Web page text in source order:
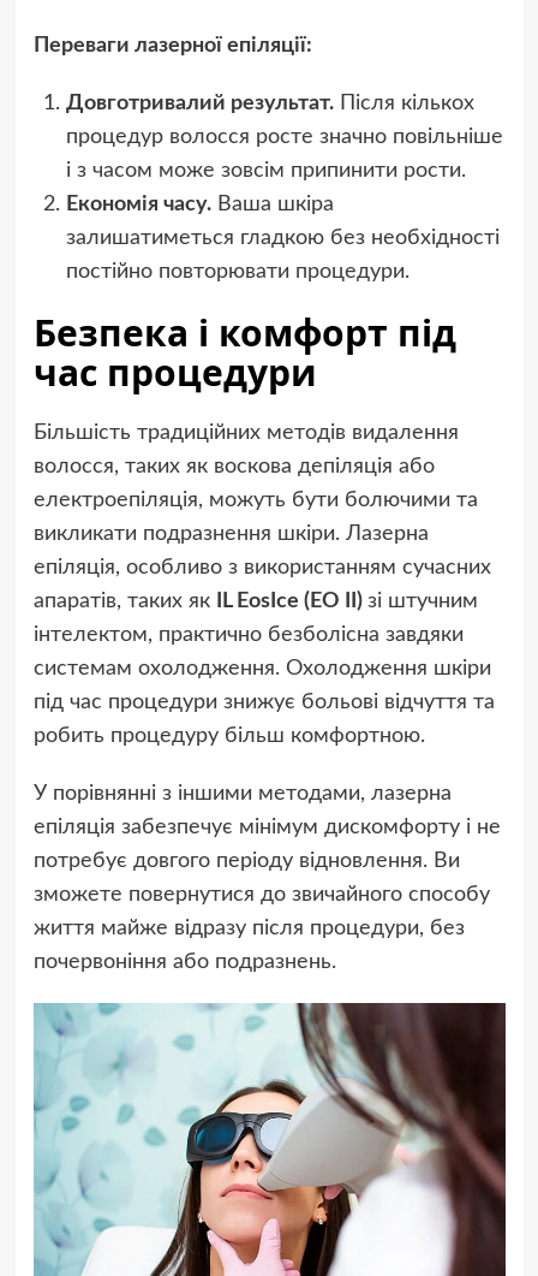
Переваги лазерної епіляції:
Довготривалий результат.Після кількох
процедур волосся росте значно повільніше
і з часом може зовсім припинити рости.
Економія часу.Ваша шкіра
залишатиметься гладкою без необхідності
постійно повторювати процедури.
Безпека і комфорт під
час процедури
Більшість традиційних методів видалення
волосся, таких як воскова депіляція або
електроепіляція, можуть бути болючими та
викликати подразнення шкіри. Лазерна
епіляція, особливо з використанням сучасних
апаратів, таких як
IL EosIce (EO II) зі штучним
інтелектом, практично безболісна завдяки
системам охолодження. Охолодження шкіри
під час процедури знижує больові відчуття та
робить процедуру більш комфортною.
У порівнянні з іншими методами, лазерна
епіляція забезпечує мінімум дискомфорту і не
потребує довгого періоду відновлення. Ви
зможете повернутися до звичайного способу
життя майже відразу після процедури, без
почервоніння або подразнень.